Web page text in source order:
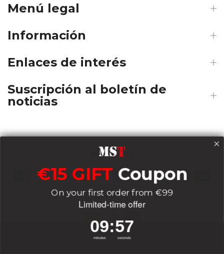
Menú legal
Información
Enlaces de interés
Suscripción al boletín de
noticias
Payments
Delivery
Socials
€15 GIFT Coupon
On your first order from €99
Limited-time offer
09
minutes
:56
seconds